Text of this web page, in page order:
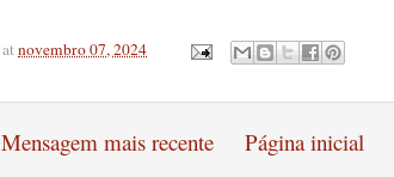
atnovembro 07, 2024
Mensagem mais recente Página inicial